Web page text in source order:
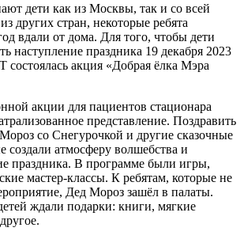
дети как из Москвы, так и со всей
других стран, некоторые ребята
вдали от дома. Для того, чтобы дети
наступление праздника 19 декабря 2023
акция «Добрая ёлка Мэра
акции для пациентов стационара
представление. Поздравить
со Снегурочкой и другие сказочные
создали атмосферу волшебства и
праздника. В программе были игры,
мастер-классы. К ребятам, которые не
Дед Мороз зашёл в палаты.
ждали подарки: книги, мягкие